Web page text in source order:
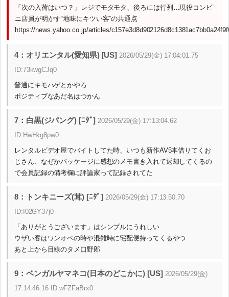
「次の入荷はいつ？」レジでモタモタ、後ろには行列…現役コンビ
ニ店員が明かす“地味にキツい客”の共通点
https://news.yahoo.co.jp/articles/
4：オリエンタル(愛知県) [US] 2026/05/29(金) 17:04:01.75
ID:73kwgCJq0
普通にキモハゲとかやろ
ポジティブなあだ名はつかん
7：白黒(ジパング) [ﾆﾀﾞ] 2026/05/29(金) 17:13:04.62
ID:HwHkg8pw0
レンタルビデオ屋でバイトしてた時、いつも新作AV5本借りてくお
じさん、なぜかパッケージに感想のメモ書き入れて返却してくるの
で会員記録の備考欄に評論家って記録されてた
8：トンキニーズ(茸) [ﾆﾀﾞ] 2026/05/29(金) 17:13:50.70
ID:I02GY37j0
「ありがとうございます」はシンプルにうれしい
ウザい客はワンオペの時や混雑時に宅配便持ってくるやつ
あと上から目線のタメ口野郎
9：ベンガルヤマネコ(日本のどこかに) [US] 2026/05/29(金)
17:14:46.16 ID:wFZFaBrx0